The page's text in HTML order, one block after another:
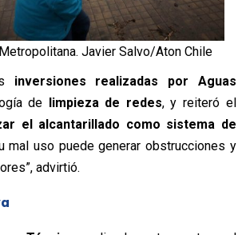
Javier Salvo/Aton Chile
inversiones realizadas por Aguas
de limpieza de redes, y reiteró el
el alcantarillado como sistema de
mal uso puede generar obstrucciones y
advirtió.